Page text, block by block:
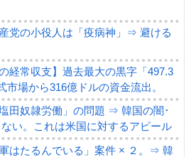
党の小役人は「疫病神」⇒ 避ける
の経常収支】過去最大の黒字「497.3
場から316億ドルの資金流出。
田奴隷労働」の問題 ⇒ 韓国の闇･
い。これは米国に対するアピール
軍はたるんでいる」案件 × ２。⇒ 韓